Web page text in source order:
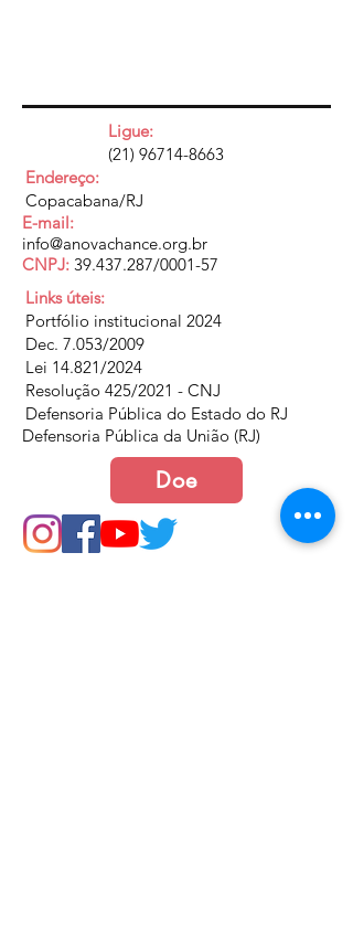
Ligue:
(21) 96714-8663
Endereço:
Copacabana/RJ
E-mail:
info@anovachance.org.br
CNPJ: 39.437.287/0001-57
Links úteis:
Portfólio institucional 2024
Dec. 7.053/2009
Lei 14.821/2024
Resolução 425/2021 - CNJ
Defensoria Pública do Estado do RJ
Defensoria Pública da União (RJ)
Doe